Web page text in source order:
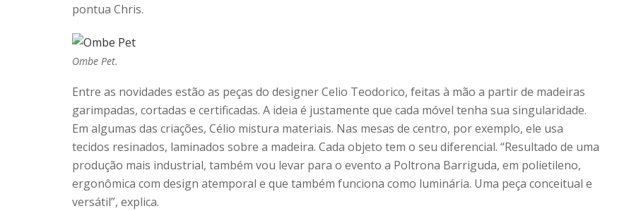
pontua Chris.
Ombe Pet.
Entre as novidades estão as peças do designer Celio Teodorico, feitas à mão a partir de madeiras
garimpadas, cortadas e certificadas. A ideia é justamente que cada móvel tenha sua singularidade.
Em algumas das criações, Célio mistura materiais. Nas mesas de centro, por exemplo, ele usa
tecidos resinados, laminados sobre a madeira. Cada objeto tem o seu diferencial. “Resultado de uma
produção mais industrial, também vou levar para o evento a Poltrona Barriguda, em polietileno,
ergonômica com design atemporal e que também funciona como luminária. Uma peça conceitual e
versátil”, explica.